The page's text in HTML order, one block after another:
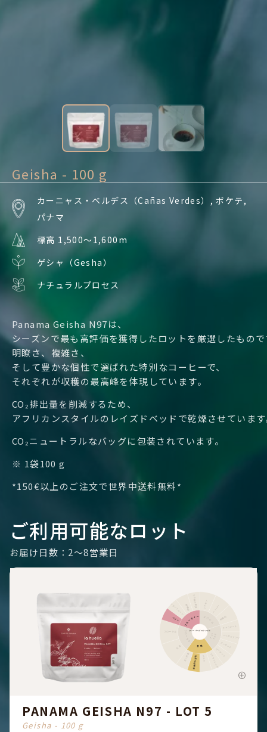
Geisha - 100 g
カーニャス・ベルデス（Cañas Verdes）, ボケテ,
パナマ
標高 1,500〜1,600m
ゲシャ（Gesha）
ナチュラルプロセス
Panama Geisha N97は、
シーズンで最も高評価を獲得したロットを厳選したもの
明瞭さ、複雑さ、
そして豊かな個性で選ばれた特別なコーヒーで、
それぞれが収穫の最高峰を体現しています。
CO₂排出量を削減するため、
アフリカンスタイルのレイズドベッドで乾燥させていま
CO₂ニュートラルなバッグに包装されています。
※ 1袋100 g
*150€以上のご注文で世界中送料無料*
ご利用可能なロット
お届け日数：2～8営業日
ペッパー
刺激的
チョコレート
ピーナッツ
ブラウンシュガー
全体的な甘味
甘い芳香
ベリー
ドライフルーツ 柑橘類 その他の果実
甘味
フルーティー
フレーバープロファイル
PANAMA GEISHA N97 - LOT 5
Geisha - 100 g